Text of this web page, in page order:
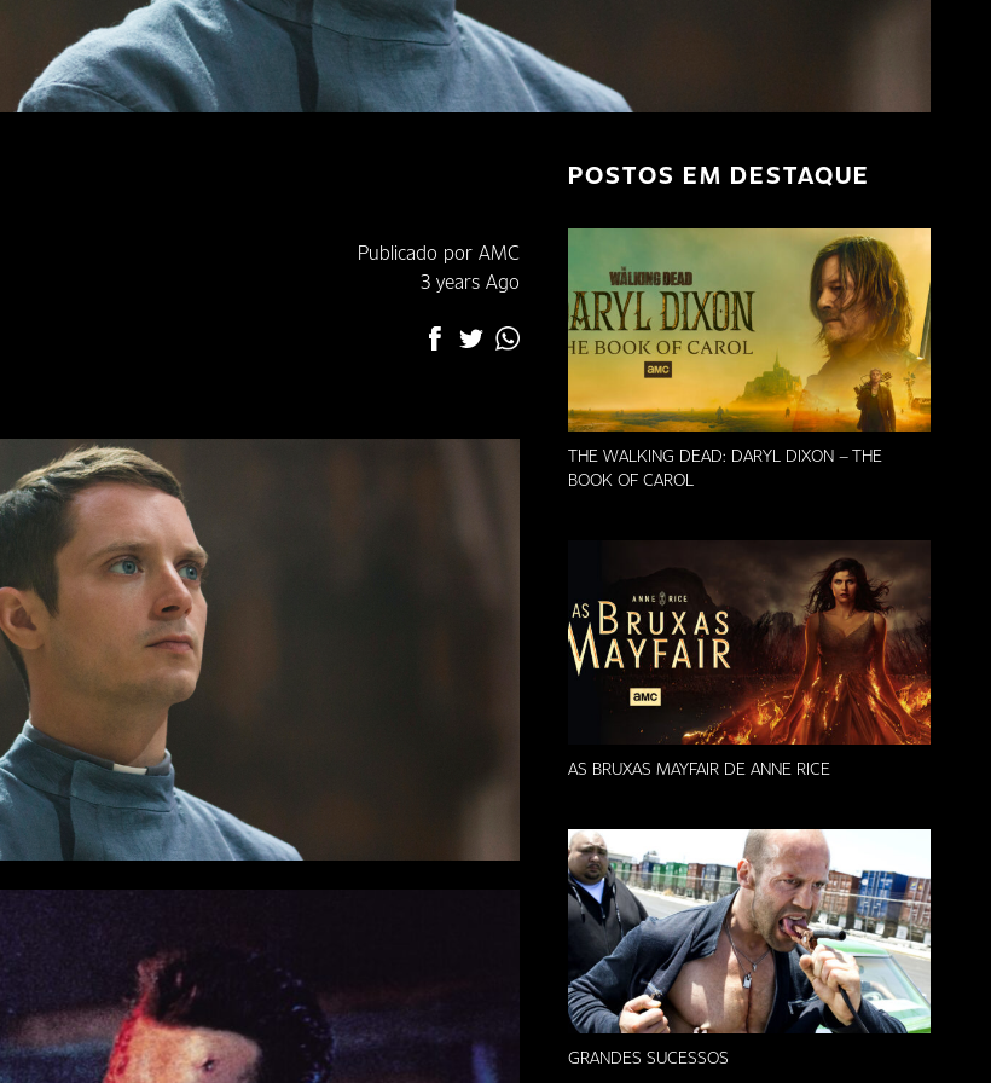
Publicado por AMC
3 years Ago
POSTOS EM DESTAQUE
THE WALKING DEAD: DARYL DIXON – THE
BOOK OF CAROL
AS BRUXAS MAYFAIR DE ANNE RICE
GRANDES SUCESSOS